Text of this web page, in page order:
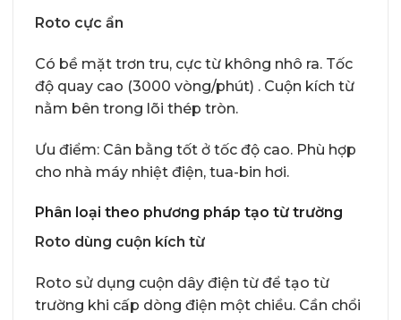
Roto cực ẩn
Có bề mặt trơn tru, cực từ không nhô ra. Tốc
độ quay cao (3000 vòng/phút) . Cuộn kích từ
nằm bên trong lõi thép tròn.
Ưu điểm: Cân bằng tốt ở tốc độ cao. Phù hợp
cho nhà máy nhiệt điện, tua-bin hơi.
Phân loại theo phương pháp tạo từ trường
Roto dùng cuộn kích từ
Roto sử dụng cuộn dây điện từ để tạo từ
trường khi cấp dòng điện một chiều. Cần chổi